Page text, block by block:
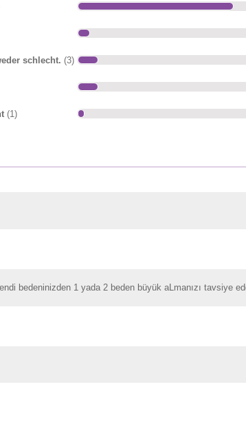
schlecht. (3)
(1)
bedeninizden 1 yada 2 beden büyük aLmanızı tavsiye